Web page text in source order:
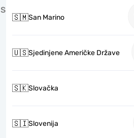
S
🇸🇲San Marino
🇺🇸Sjedinjene Američke Države
🇸🇰Slovačka
🇸🇮Slovenija